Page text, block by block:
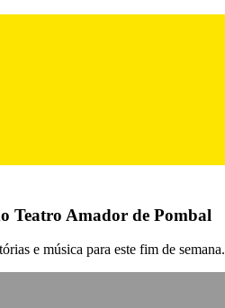
Teatro Amador de Pombal
e música para este fim de semana.